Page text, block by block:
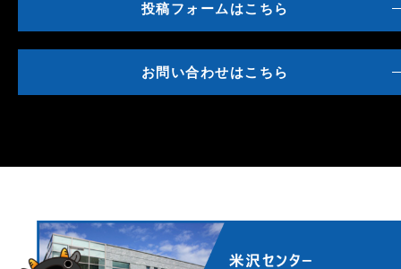
投稿フォームはこちら
お問い合わせはこちら